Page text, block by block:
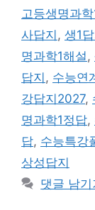
고등생명과
사답지 , 생1
명과학1해설 ,
답지 , 수능연
강답지2027,
명과학1정답,
답, 수능특강
상성답지
댓글 남기